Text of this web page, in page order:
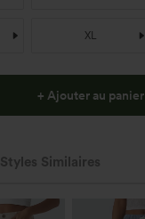
XL
+ Ajouter au panier
Styles Similaires